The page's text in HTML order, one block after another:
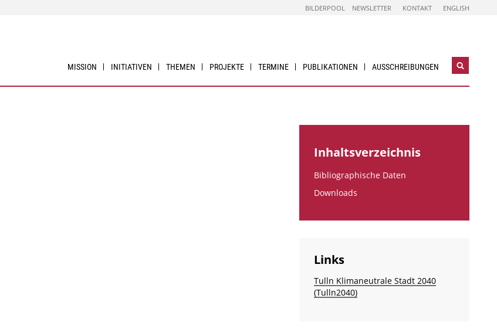
BILDERPOOL NEWSLETTER KONTAKT ENGLISH
MISSION INITIATIVEN THEMEN PROJEKTE TERMINE PUBLIKATIONEN AUSSCHREIBUNGEN
Inhaltsverzeichnis
Bibliographische Daten
Downloads
Links
Tulln Klimaneutrale Stadt 2040
(Tulln2040)